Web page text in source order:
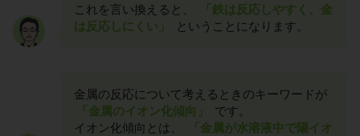
これを言い換えると、
「鉄は反応しやすく、金
は反応しにくい」
ということになります。
金属の反応について考えるときのキーワードが
「金属のイオン化傾向」
です。
イオン化傾向とは、
「金属が水溶液中で陽イオ